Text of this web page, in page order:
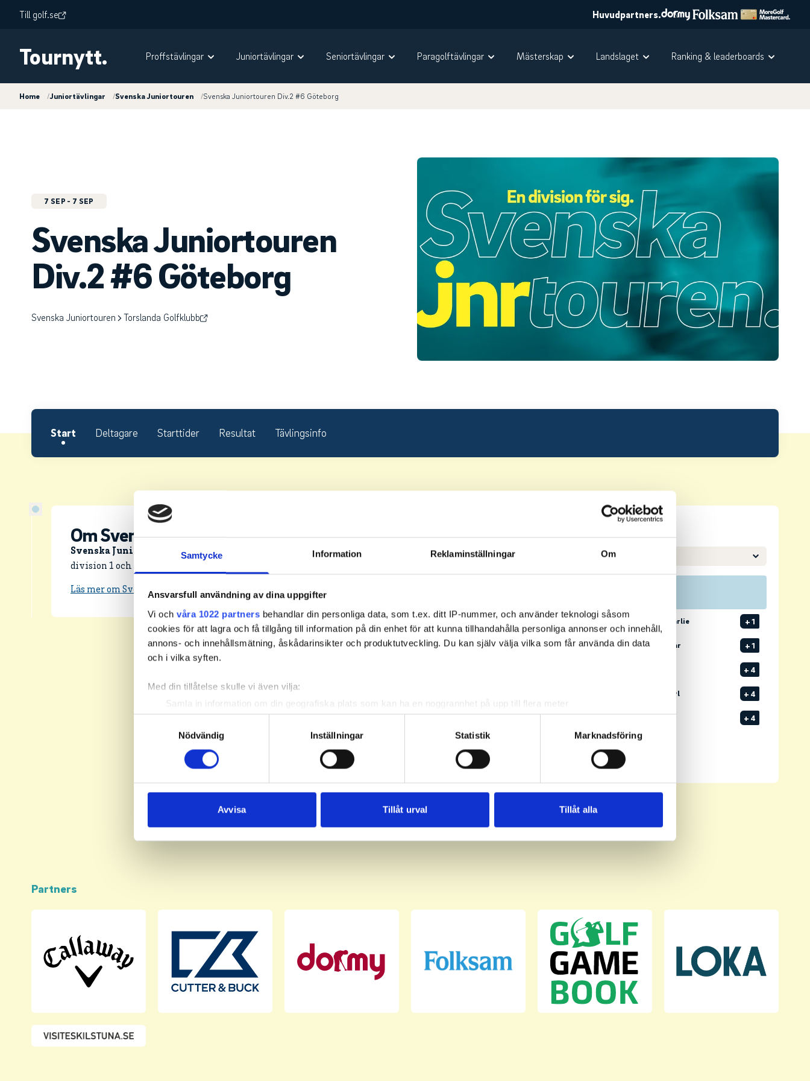
Samtycke Information Reklaminställningar Om
Ansvarsfull användning av dina uppgifter
Vi och våra 1022 partners behandlar din personliga data, som t.ex. ditt IP-nummer, och använder teknologi såsom
cookies för att lagra och få tillgång till information på din enhet för att kunna tillhandahålla personliga annonser och innehåll,
annons- och innehållsmätning, åskådarinsikter och produktutveckling. Du kan själv välja vilka som får använda din data
och i vilka syften.
Med din tillåtelse skulle vi även vilja:
Samla in information om din geografiska plats som kan ha en noggrannhet på upp till flera meter
Identifiera din enhet genom att aktivt skanna den för specifika kännetecken (fingeravtryck)
Ta reda på mer om hur dina personliga uppgifter behandlas och ställ in dina preferenser i
detaljsektionen. Du kan ändra
eller dra tillbaka ditt samtycke när som helst från cookie-förklaringen.
sociala medier och analysera vår trafik. Vi vidarebefordrar även sådana identifierare och annan information från din enhet
till de sociala medier och annons- och analysföretag som vi samarbetar med. Dessa kan i sin tur kombinera informationen
Nödvändig
Inställningar Statistik Marknadsföring
Avvisa Tillåt urval Tillåt alla
Till golf.se Huvudpartners.
Tournytt. Proffstävlingar Juniortävlingar Seniortävlingar Paragolftävlingar Mästerskap Landslaget Ranking & leaderboards
Home /Juniortävlingar /Svenska Juniortouren /Svenska Juniortouren Div.2 #6 Göteborg
7 SEP - 7 SEP
Svenska Juniortouren
Div.2 #6 Göteborg
Svenska Juniortouren Torslanda Golfklubb
Start Deltagare Starttider Resultat Tävlingsinfo
Om Svenska Juniortouren Division 2.
Svenska Juniortouren Elit är den andra av tourens fyra nivåer:
division 3, division 2 och
division 1 och elit. Handicapgränsen är 10,0 för pojkar och 14,0 för flickor.
Läs mer om Svenska Juniortouren och dess divisioner.
Leaderboard.
1 LUNDKVIST, Charlie +1
2 3 BRORSSON, Vidar +1
+ 4
GRIMSLÄTT, Carl + 4
T3 1 LUND, Oscar + 4
Senast uppdaterad:15:39
Se full leaderboard
Partners